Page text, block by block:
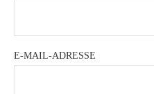
E-MAIL-ADRESSE